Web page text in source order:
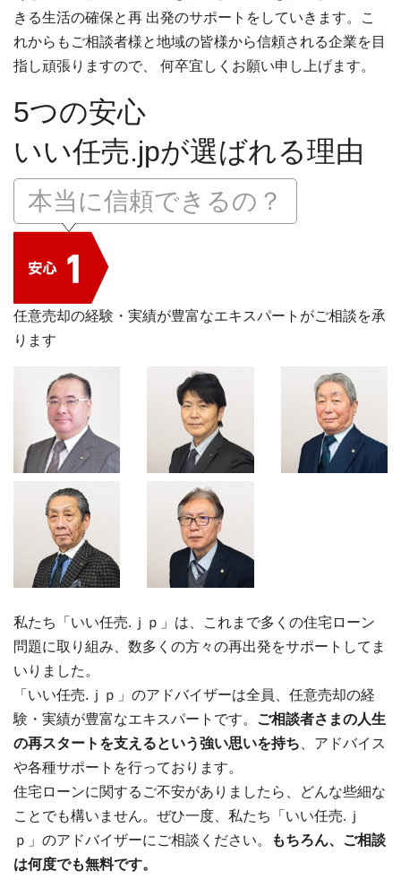
きる生活の確保と再 出発のサポートをしていきます。こ
れからもご相談者様と地域の皆様から信頼される企業を目
指し頑張りますので、 何卒宜しくお願い申し上げます。
5つの安心
いい任売.jpが選ばれる理由
本当に信頼できるの？
任意売却の経験・実績が豊富なエキスパートがご相談を承
ります
私たち「いい任売.ｊｐ」は、これまで多くの住宅ローン
問題に取り組み、数多くの方々の再出発をサポートしてま
いりました。
「いい任売.ｊｐ」のアドバイザーは全員、任意売却の経
験・実績が豊富なエキスパートです。
ご相談者さまの人生
の再スタートを支えるという強い思いを持ち 、アドバイス
や各種サポートを行っております。
住宅ローンに関するご不安がありましたら、どんな些細な
ことでも構いません。ぜひ一度、私たち「いい任売.ｊ
ｐ」のアドバイザーにご相談ください。
もちろん、ご相談
は何度でも無料です。